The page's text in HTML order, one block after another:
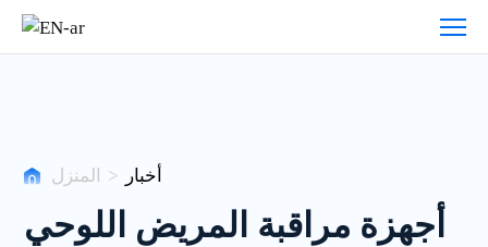
أخبار
المنزل > أخبار
أجهزة مراقبة المريض اللوحي